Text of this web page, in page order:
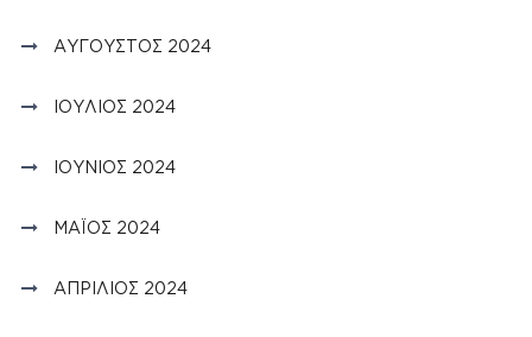
ΑΎΓΟΥΣΤΟΣ 2024
ΙΟΎΛΙΟΣ 2024
ΙΟΎΝΙΟΣ 2024
ΜΆΙΟΣ 2024
ΑΠΡΊΛΙΟΣ 2024